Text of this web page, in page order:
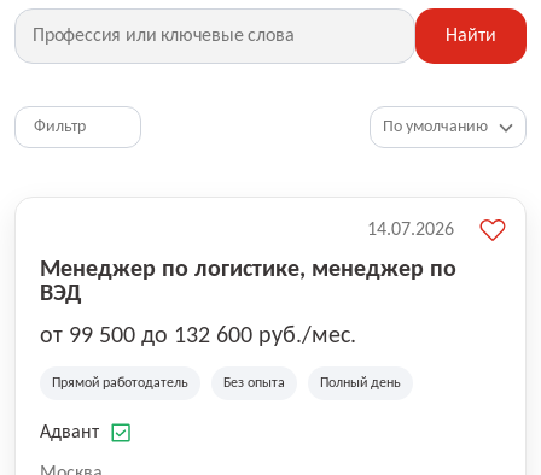
Фитнес, красота, спорт Страхование
Медицина, фармацевтика Маркетинг, PR, реклама
HR, управление персоналом
Топ менеджмент, руководители
Найти
Фильтр
Менеджер по логистике, менеджер по
ВЭД
от 99 500 до 132 600 руб./мес.
Прямой работодатель Без опыта Полный день
Адвант
14.07.2026